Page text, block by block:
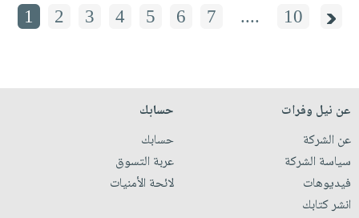
1 2 3 4 5 6 7 .... 10
عن نيل وفرات
عن الشركة
سياسة الشركة
فيديوهات
انشر كتابك
حسابك
حسابك
عربة التسوق
لائحة الأمنيات